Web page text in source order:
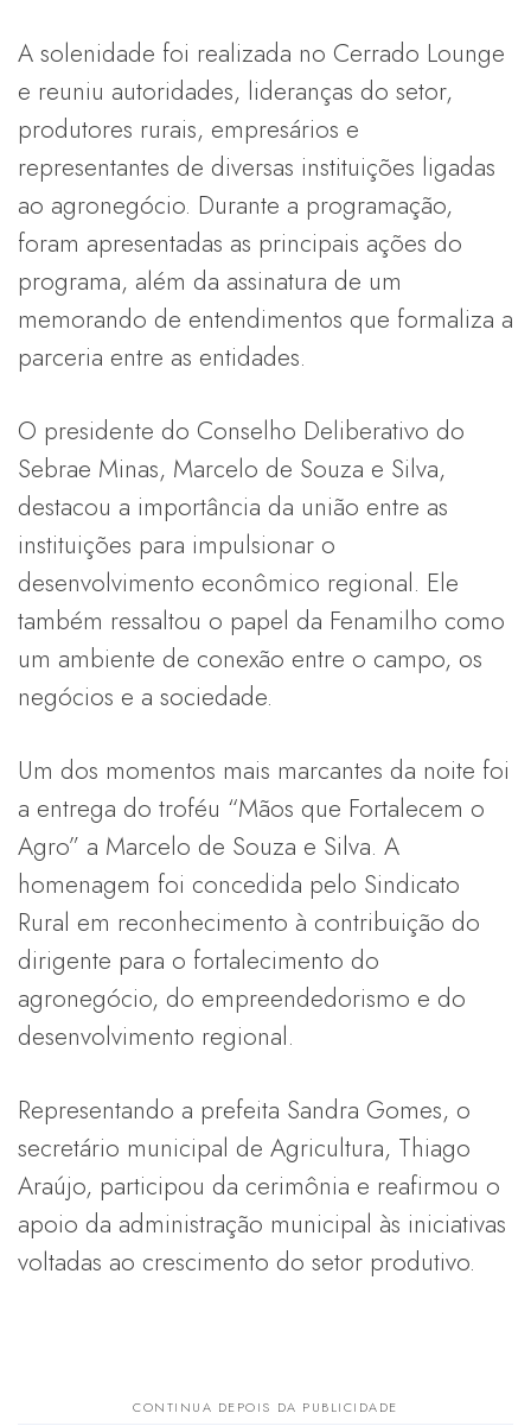
A solenidade foi realizada no Cerrado Lounge
e reuniu autoridades, lideranças do setor,
produtores rurais, empresários e
representantes de diversas instituições ligadas
ao agronegócio. Durante a programação,
foram apresentadas as principais ações do
programa, além da assinatura de um
memorando de entendimentos que formaliza a
parceria entre as entidades.
O presidente do Conselho Deliberativo do
Sebrae Minas, Marcelo de Souza e Silva,
destacou a importância da união entre as
instituições para impulsionar o
desenvolvimento econômico regional. Ele
também ressaltou o papel da Fenamilho como
um ambiente de conexão entre o campo, os
negócios e a sociedade.
Um dos momentos mais marcantes da noite foi
a entrega do troféu “Mãos que Fortalecem o
Agro” a Marcelo de Souza e Silva. A
homenagem foi concedida pelo Sindicato
Rural em reconhecimento à contribuição do
dirigente para o fortalecimento do
agronegócio, do empreendedorismo e do
desenvolvimento regional.
Representando a prefeita Sandra Gomes, o
secretário municipal de Agricultura, Thiago
Araújo, participou da cerimônia e reafirmou o
apoio da administração municipal às iniciativas
voltadas ao crescimento do setor produtivo.